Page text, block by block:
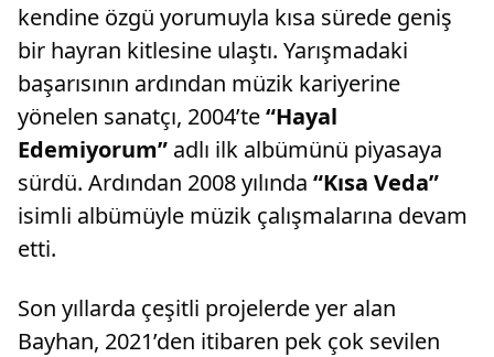
kendine özgü yorumuyla kısa sürede geniş
bir hayran kitlesine ulaştı. Yarışmadaki
başarısının ardından müzik kariyerine
yönelen sanatçı, 2004’te“Hayal
Edemiyorum” adlı ilk albümünü piyasaya
sürdü. Ardından 2008 yılında “Kısa Veda”
isimli albümüyle müzik çalışmalarına devam
etti.
Son yıllarda çeşitli projelerde yer alan
Bayhan, 2021’den itibaren pek çok sevilen